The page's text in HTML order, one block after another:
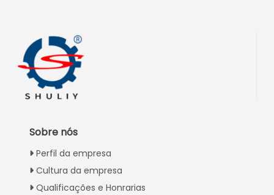
Sobre nós
Perfil da empresa
Cultura da empresa
Qualificações e Honrarias